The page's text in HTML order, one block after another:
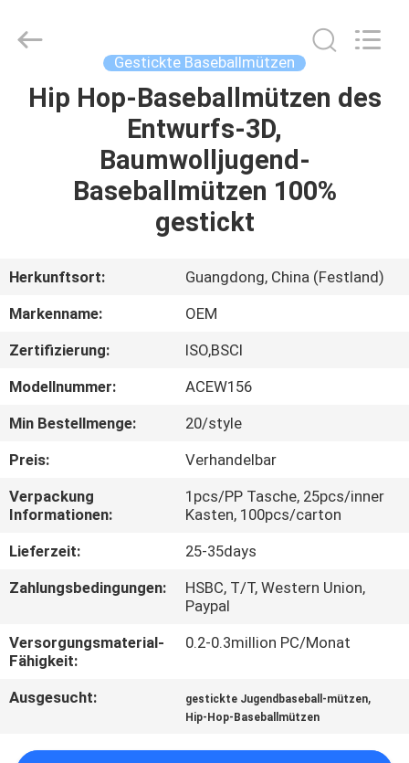
HAUS
PRODUKTE
FABRIK-
QUALITÄTSKONTROLLE
TRETEN
SIE
MIT
UNS
IN
VERBINDUNG
NACHRICHTEN
Ltd..
Gestickte Baseballmützen
Hip Hop-Baseballmützen des
Entwurfs-3D,
Baumwolljugend-
Baseballmützen 100%
gestickt
Herkunftsort:
Guangdong, China (Festland)
Markenname:
OEM
Zertifizierung:
ISO,BSCI
Modellnummer:
ACEW156
Min Bestellmenge:
20/style
Preis:
Verhandelbar
Verpackung
Informationen:
1pcs/PP Tasche, 25pcs/inner
Kasten, 100pcs/carton
Lieferzeit:
25-35days
Zahlungsbedingungen:
HSBC, T/T, Western Union,
Paypal
Versorgungsmaterial-
Fähigkeit:
0.2-0.3million PC/Monat
Ausgesucht: gestickte Jugendbaseball-mützen,
Hip-Hop-Baseballmützen